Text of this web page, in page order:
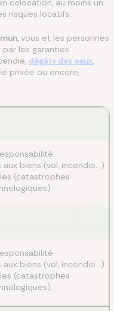
colocation, au moins un
risques locatifs.
vous et les personnes
les garanties
dégâts des eaux,
privée ou encore,
biens (vol, incendie...)
(catastrophes
biens (vol, incendie...)
(catastrophes